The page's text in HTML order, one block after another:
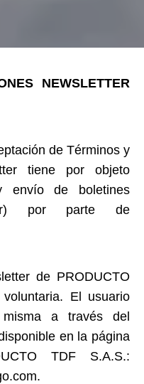
NEWSLETTER
de Términos y
tiene por objeto
envío de boletines
por parte de
de PRODUCTO
El usuario
a través del
en la página
TDF S.A.S.: